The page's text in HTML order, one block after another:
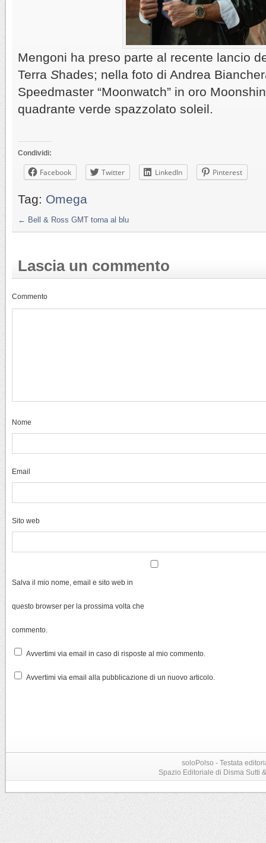
Mengoni ha preso parte al recente lancio
Terra Shades; nella foto di Andrea
Speedmaster “Moonwatch” in oro
quadrante verde spazzolato soleil.
Condividi:
Facebook Twitter LinkedIn Pinterest
Tag: Omega
← Bell & Ross GMT torna al blu
Lascia un commento
Commento
Nome
Email
Sito web
Salva il mio nome, email e sito web in
questo browser per la prossima volta che
commento.
Avvertimi via email in caso di risposte al mio commento.
Avvertimi via email alla pubblicazione di un nuovo articolo.
soloPolso - Testata
Spazio Editoriale di Disma Sutti